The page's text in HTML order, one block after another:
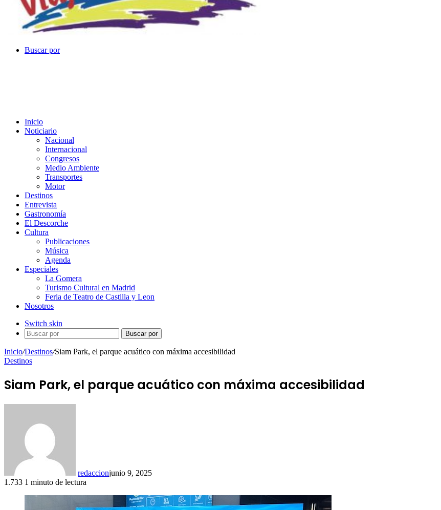
Buscar por
Inicio
Noticiario
Nacional
Internacional
Congresos
Medio Ambiente
Transportes
Motor
Destinos
Entrevista
Gastronomía
El Descorche
Cultura
Publicaciones
Música
Agenda
Especiales
La Gomera
Turismo Cultural en Madrid
Feria de Teatro de Castilla y Leon
Nosotros
Switch skin
Buscar por
Inicio/Destinos/Siam Park, el parque acuático con máxima accesibilidad
Destinos
Siam Park, el parque acuático con máxima accesibilidad
redaccionjunio 9, 2025
1.733 1 minuto de lectura